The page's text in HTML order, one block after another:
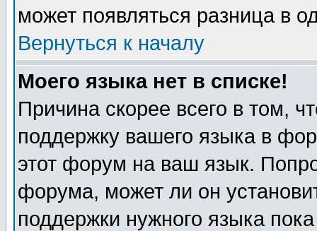
может появляться разница в
Вернуться к началу
Моего языка нет в списке!
Причина скорее всего в том,
поддержку вашего языка в
этот форум на ваш язык.
форума, может ли он
поддержки нужного языка